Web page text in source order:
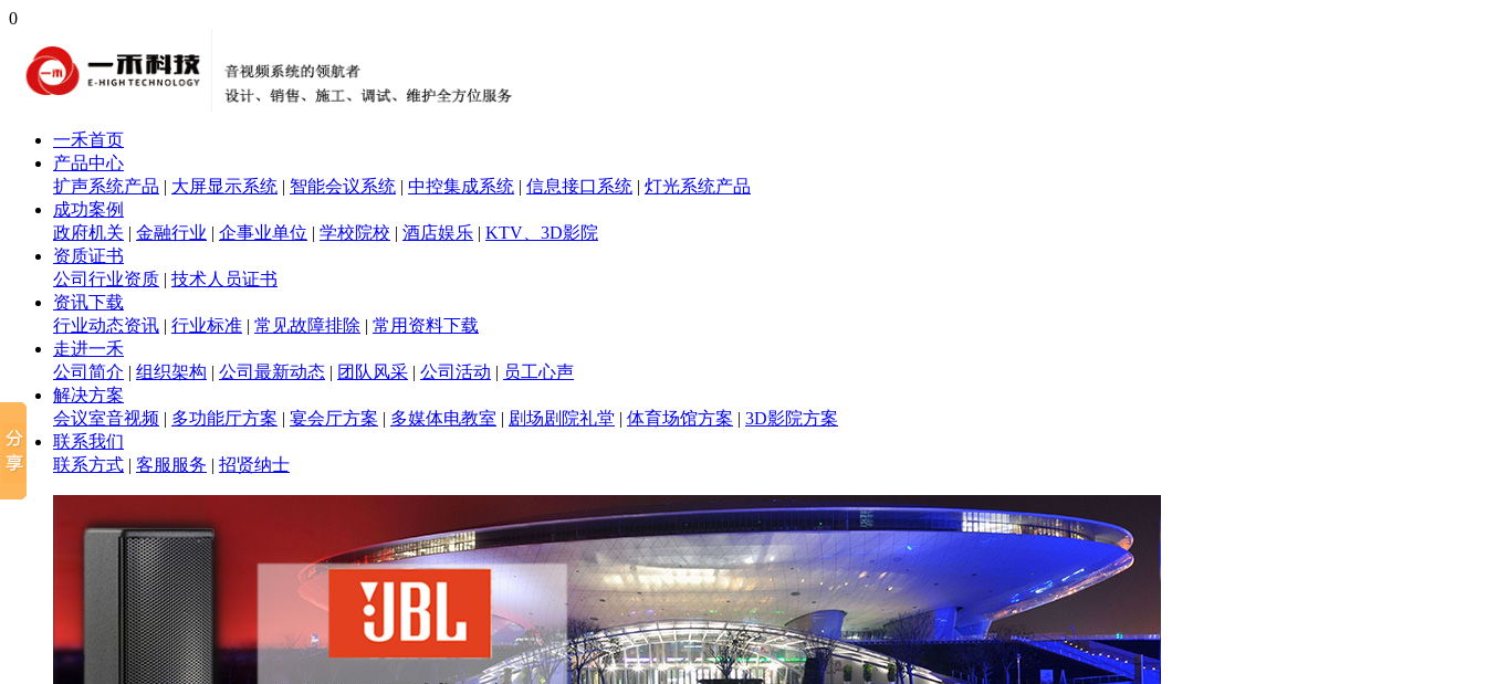
0
一禾首页
产品中心
扩声系统产品 | 大屏显示系统 | 智能会议系统 | 中控集成系统 | 信息接口系统 | 灯光系统产品
成功案例
政府机关 | 金融行业 | 企事业单位 | 学校院校 | 酒店娱乐 | KTV、3D影院
资质证书
公司行业资质 | 技术人员证书
资讯下载
行业动态资讯 | 行业标准 | 常见故障排除 | 常用资料下载
走进一禾
公司简介 | 组织架构 | 公司最新动态 | 团队风采 | 公司活动 | 员工心声
解决方案
会议室音视频 | 多功能厅方案 | 宴会厅方案 | 多媒体电教室 | 剧场剧院礼堂 | 体育场馆方案 | 3D影院方案
联系我们
联系方式 | 客服服务 | 招贤纳士